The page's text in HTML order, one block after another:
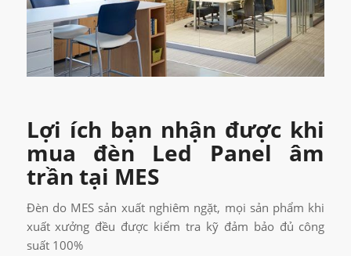
Lợi ích bạn nhận được khi
mua đèn Led Panel âm
trần tại MES
Đèn do MES sản xuất nghiêm ngặt, mọi sản phẩm khi
xuất xưởng đều được kiểm tra kỹ đảm bảo đủ công
suất 100%